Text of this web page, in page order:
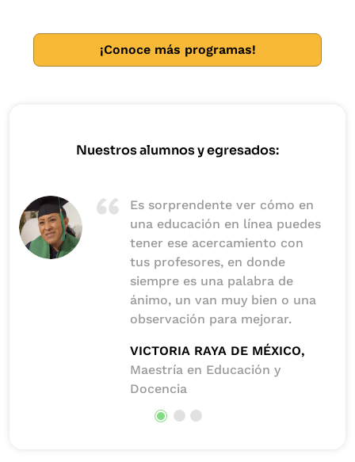
países o distintas zonas geográficas.
¡Conoce más programas!
Nuestros alumnos y egresados:
Es sorprendente ver cómo en
una educación en línea puedes
tener ese acercamiento con
tus profesores, en donde
siempre es una palabra de
ánimo, un van muy bien o una
observación para mejorar.
VICTORIA RAYA DE MÉXICO,
Maestría en Educación y
Docencia